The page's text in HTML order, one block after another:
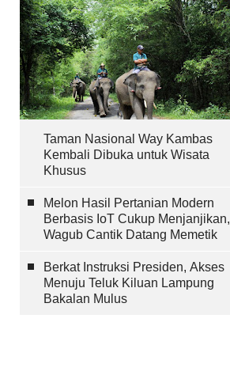
Taman Nasional Way Kambas
Kembali Dibuka untuk Wisata
Khusus
Melon Hasil Pertanian Modern
Berbasis IoT Cukup Menjanjikan,
Wagub Cantik Datang Memetik
Berkat Instruksi Presiden, Akses
Menuju Teluk Kiluan Lampung
Bakalan Mulus